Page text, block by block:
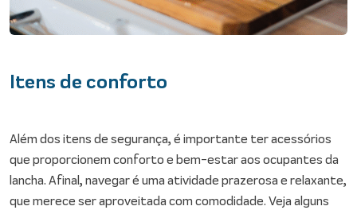
Itens de conforto
Além dos itens de segurança, é importante ter acessórios
que proporcionem conforto e bem-estar aos ocupantes da
lancha. Afinal, navegar é uma atividade prazerosa e relaxante,
que merece ser aproveitada com comodidade. Veja alguns